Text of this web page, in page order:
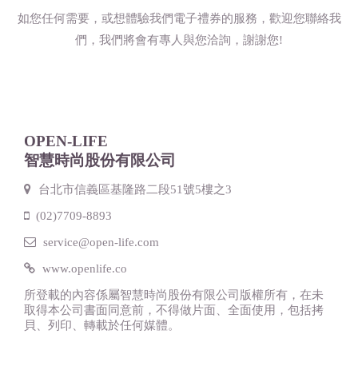
如您任何需要，或想體驗我們電子禮券的服務，歡迎您聯絡我
們，我們將會有專人與您洽詢，謝謝您!
OPEN-LIFE
智慧時尚股份有限公司
台北市信義區基隆路二段51號5樓之3
(02)7709-8893
service@open-life.com
www.openlife.co
所登載的內容係屬智慧時尚股份有限公司版權所有，在未
取得本公司書面同意前，不得做片面、全面使用，包括拷
貝、列印、轉載於任何媒體。